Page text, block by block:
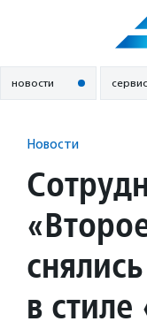
новости
Новости
в